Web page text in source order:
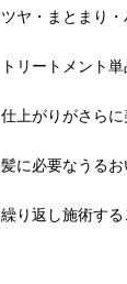
ツヤ・まとまり
トリートメント
仕上がりがさら
髪に必要なうる
繰り返し施術す